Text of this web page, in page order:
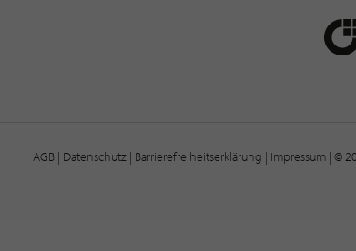
AGB | Datenschutz | Barrierefreiheitserklärung | Impressum | ©